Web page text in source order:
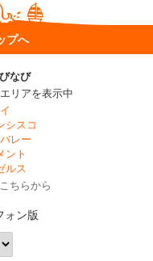
プへ
なび
リアを表示中
シスコ
レー
ント
ルス
ちらから
ォン版